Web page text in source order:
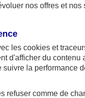
nos offres et nos
les cookies et
d'afficher du contenu
la performance
refuser comme de